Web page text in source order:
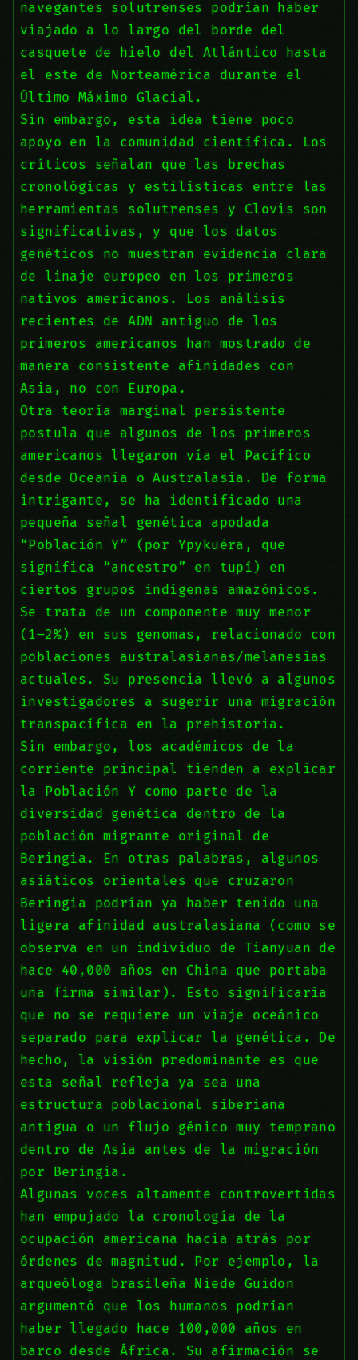
navegantes solutrenses podrían haber
viajado a lo largo del borde del
casquete de hielo del Atlántico hasta
el este de Norteamérica durante el
Último Máximo Glacial.
Sin embargo, esta idea tiene poco
apoyo en la comunidad científica. Los
críticos señalan que las brechas
cronológicas y estilísticas entre las
herramientas solutrenses y Clovis son
significativas, y que los datos
genéticos no muestran evidencia clara
de linaje europeo en los primeros
nativos americanos. Los análisis
recientes de ADN antiguo de los
primeros americanos han mostrado de
manera consistente afinidades con
Asia, no con Europa.
Otra teoría marginal persistente
postula que algunos de los primeros
americanos llegaron vía el Pacífico
desde Oceanía o Australasia. De forma
intrigante, se ha identificado una
pequeña señal genética apodada
“Población Y” (por Ypykuéra, que
significa “ancestro” en tupí) en
ciertos grupos indígenas amazónicos.
Se trata de un componente muy menor
(1–2%) en sus genomas, relacionado con
poblaciones australasianas/melanesias
actuales. Su presencia llevó a algunos
investigadores a sugerir una migración
transpacífica en la prehistoria.
Sin embargo, los académicos de la
corriente principal tienden a explicar
la Población Y como parte de la
diversidad genética dentro de la
población migrante original de
Beringia. En otras palabras, algunos
asiáticos orientales que cruzaron
Beringia podrían ya haber tenido una
ligera afinidad australasiana (como se
observa en un individuo de Tianyuan de
hace 40,000 años en China que portaba
una firma similar). Esto significaría
que no se requiere un viaje oceánico
separado para explicar la genética. De
hecho, la visión predominante es que
esta señal refleja ya sea una
estructura poblacional siberiana
antigua o un flujo génico muy temprano
dentro de Asia antes de la migración
por Beringia.
Algunas voces altamente controvertidas
han empujado la cronología de la
ocupación americana hacia atrás por
órdenes de magnitud. Por ejemplo, la
arqueóloga brasileña Niede Guidon
argumentó que los humanos podrían
haber llegado hace 100,000 años en
barco desde África. Su afirmación se